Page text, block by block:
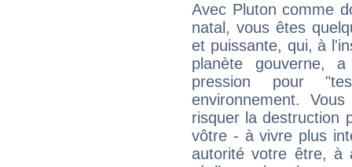
Avec Pluton comme
natal, vous êtes
et puissante, qui, à
planète gouverne,
pression pour
environnement.
risquer la destruction
vôtre - à vivre plus
autorité votre être, à